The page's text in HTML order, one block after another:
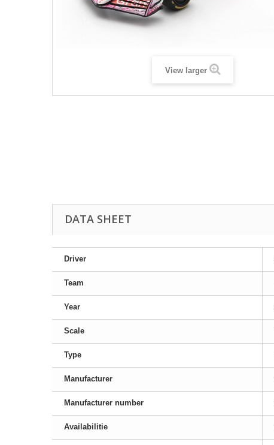
View larger
DATA SHEET
Driver
Team
Year
Scale
Type
Manufacturer
Manufacturer number
Availabilitie